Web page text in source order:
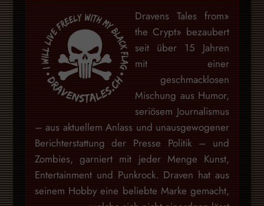
«Dravens Tales from
the Crypt» bezaubert
seit über 15 Jahren
mit einer
geschmacklosen
Mischung aus Humor,
seriösem Journalismus
– aus aktuellem Anlass und unausgewogener
Berichterstattung der Presse Politik – und
Zombies, garniert mit jeder Menge Kunst,
Entertainment und Punkrock. Draven hat aus
seinem Hobby eine beliebte Marke gemacht,